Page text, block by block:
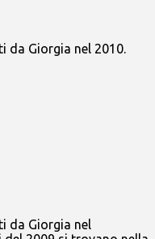
da Giorgia nel 2010.
da Giorgia nel